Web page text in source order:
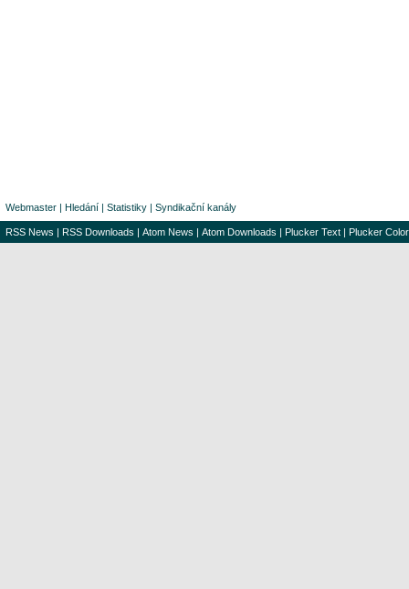
Webmaster | Hledání | Statistiky | Syndikační kanály
RSS News | RSS Downloads | Atom News | Atom Downloads | Plucker Text | Plucker Color